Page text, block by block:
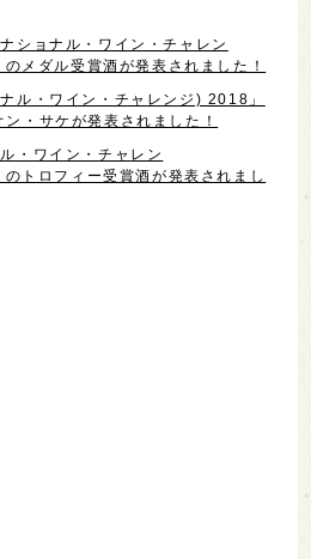
ショナル・ワイン・チャレン
メダル受賞酒が発表されました！
ル・ワイン・チャレンジ) 2018」
・サケが発表されました！
・ワイン・チャレン
トロフィー受賞酒が発表されまし